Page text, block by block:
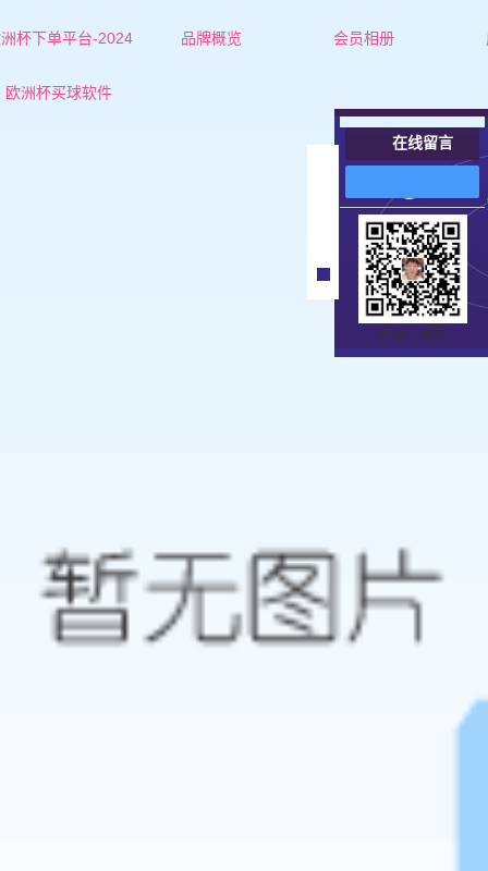
杯下单平台-2024
欧洲杯买球软件
品牌概览 会员相册
红娘-张老师
女士
男士
在线留言
扫描二维码